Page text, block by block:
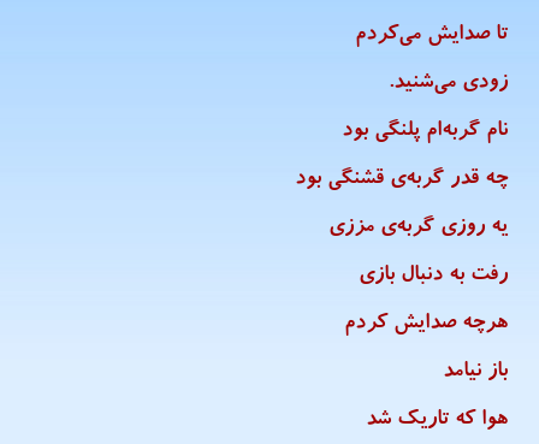
تا صدایش می‌کردم
زودی می‌شنید.
نام گربه‌ام پلنگی بود
چه قدر گربه‌ی قشنگی بود
یه روزی گربه‌ی مززی
رفت به دنبال بازی
هرچه صدایش کردم
باز نیامد
هوا که تاریک شد